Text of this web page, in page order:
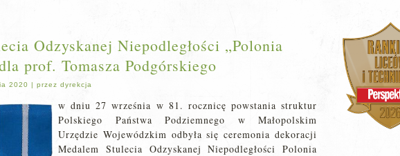
Odzyskanej Niepodległości „Polonia
prof. Tomasza Podgórskiego
2020 | przez dyrekcja
w dniu 27 września w 81. rocznicę powstania struktur
Polskiego Państwa Podziemnego w Małopolskim
Urzędzie Wojewódzkim odbyła się ceremonia dekoracji
Medalem Stulecia Odzyskanej Niepodległości Polonia